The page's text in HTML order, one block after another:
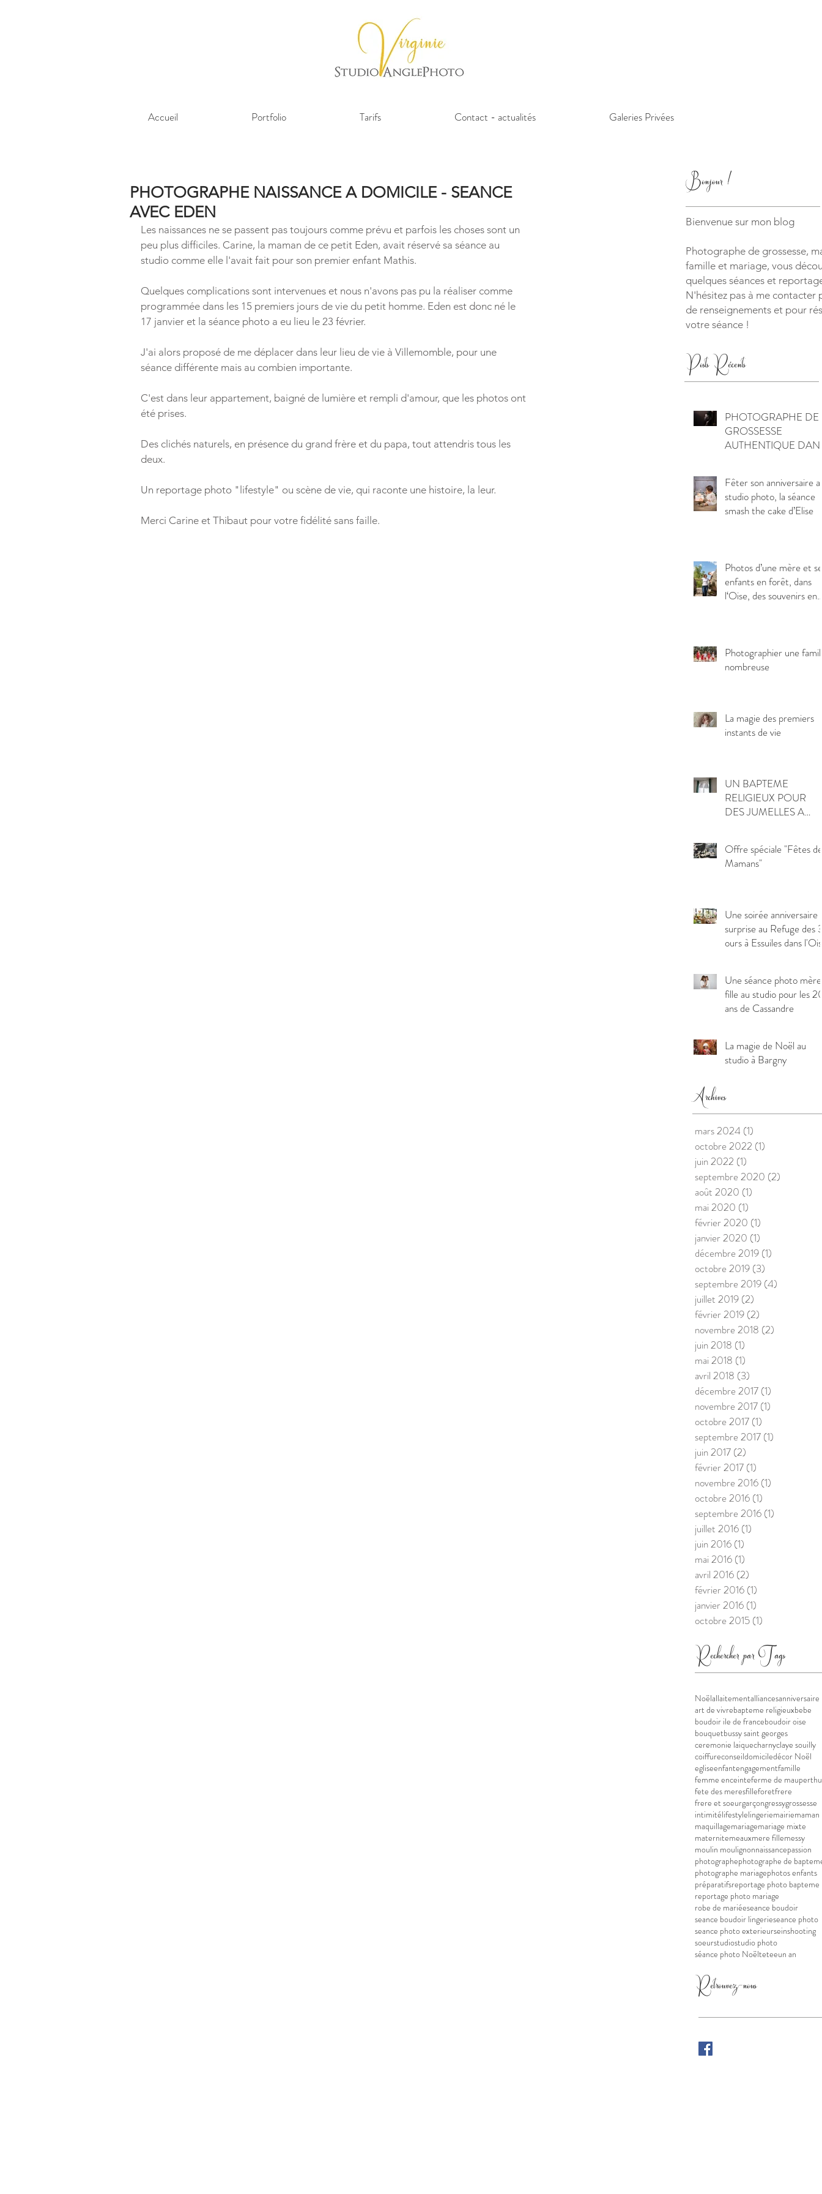
Accueil Portfolio Tarifs Contact - actualités Galeries Privées
PHOTOGRAPHE NAISSANCE A DOMICILE - SEANCE
AVEC EDEN
Les naissances ne se passent pas toujours comme prévu et parfois les choses sont un
peu plus difficiles. Carine, la maman de ce petit Eden, avait réservé sa séance au
studio comme elle l'avait fait pour son premier enfant Mathis.
Quelques complications sont intervenues et nous n'avons pas pu la réaliser comme
programmée dans les 15 premiers jours de vie du petit homme. Eden est donc né le
17 janvier et la séance photo a eu lieu le 23 février.
J'ai alors proposé de me déplacer dans leur lieu de vie à Villemomble, pour une
séance différente mais au combien importante.
C'est dans leur appartement, baigné de lumière et rempli d'amour, que les photos ont
été prises.
Des clichés naturels, en présence du grand frère et du papa, tout attendris tous les
deux.
Un reportage photo "lifestyle" ou scène de vie, qui raconte une histoire, la leur.
Merci Carine et Thibaut pour votre fidélité sans faille.
Bonjour !
Bienvenue sur mon blog
Photographe de grossesse,
famille et mariage, vous
quelques séances et
N'hésitez pas à me contacter
de renseignements et pour
votre séance !
Posts Récents
PHOTOGRAPHE DE
GROSSESSE
AUTHENTIQUE
Fêter son anniversaire
studio photo, la séance
smash the cake d’Elise
Photos d’une mère et
enfants en forêt, dans
l‘Oise, des souvenirs en
Photographier une
nombreuse
La magie des premiers
instants de vie
UN BAPTEME
RELIGIEUX POUR
DES JUMELLES A
Offre spéciale "Fêtes de
Mamans"
Une soirée anniversaire
surprise au Refuge des
ours à Essuiles dans
Une séance photo mère
fille au studio pour les
ans de Cassandre
La magie de Noël au
studio à Bargny
Archives
mars 2024 (1)
octobre 2022 (1)
juin 2022 (1)
septembre 2020 (2)
août 2020 (1)
mai 2020 (1)
février 2020 (1)
janvier 2020 (1)
décembre 2019 (1)
octobre 2019 (3)
septembre 2019 (4)
juillet 2019 (2)
février 2019 (2)
novembre 2018 (2)
juin 2018 (1)
mai 2018 (1)
avril 2018 (3)
décembre 2017 (1)
novembre 2017 (1)
octobre 2017 (1)
septembre 2017 (1)
juin 2017 (2)
février 2017 (1)
novembre 2016 (1)
octobre 2016 (1)
septembre 2016 (1)
juillet 2016 (1)
juin 2016 (1)
mai 2016 (1)
avril 2016 (2)
février 2016 (1)
janvier 2016 (1)
octobre 2015 (1)
Rechercher par Tags
Noëlallaitementalliancesanniversaire
art de vivrebapteme religieuxbebe
boudoir ile de franceboudoir oise
bouquetbussy saint georges
ceremonie laiquecharnyclaye souilly
coiffureconseildomiciledécor Noël
egliseenfantengagementfamille
femme enceinteferme de
fete des meresfilleforetfrere
frere et soeurgarçongressygrossesse
intimitélifestylelingeriemairiemaman
maquillagemariagemariage mixte
maternitemeauxmere fillemessy
moulin moulignonnaissancepassion
photographephotographe de
photographe mariagephotos enfants
préparatifsreportage photo bapteme
reportage photo mariage
robe de mariéeseance boudoir
seance boudoir lingerieseance photo
seance photo exterieurseinshooting
soeurstudiostudio photo
séance photo Noëlteteeun an
Retrouvez-nous